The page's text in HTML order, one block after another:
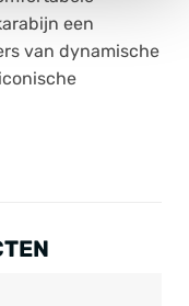
een
van dynamische